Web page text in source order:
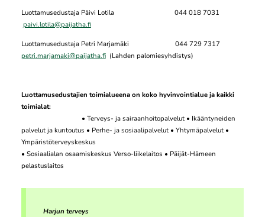
Luottamusedustaja Päivi Lotila 044 018 7031
paivi.lotila@paijatha.fi
Luottamusedustaja Petri Marjamäki 044 729 7317
petri.marjamaki@paijatha.fi(Lahden palomiesyhdistys)
Luottamusedustajien toimialueena on koko hyvinvointialue ja kaikki
toimialat:
• Terveys- ja sairaanhoitopalvelut • Ikääntyneiden
palvelut ja kuntoutus • Perhe- ja sosiaalipalvelut • Yhtymäpalvelut •
Ympäristöterveyskeskus
• Sosiaalialan osaamiskeskus Verso-liikelaitos • Päijät-Hämeen
pelastuslaitos
Harjun terveys